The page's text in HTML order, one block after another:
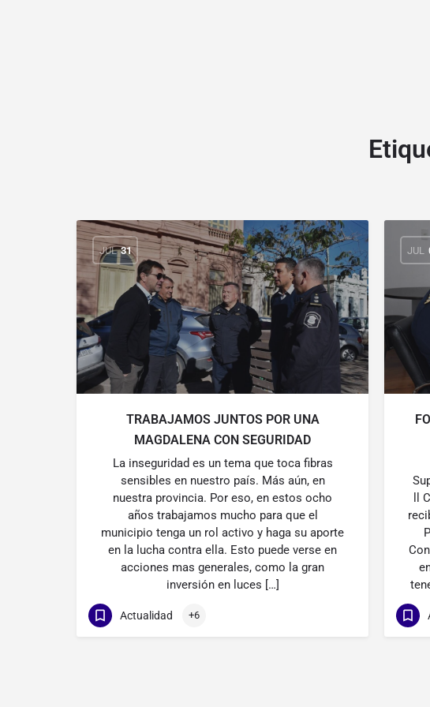
JUL 31
TRABAJAMOS JUNTOS POR UNA
MAGDALENA CON SEGURIDAD
La inseguridad es un tema que toca fibras
sensibles en nuestro país. Más aún, en
nuestra provincia. Por eso, en estos ocho
años trabajamos mucho para que el
municipio tenga un rol activo y haga su aporte
en la lucha contra ella. Esto puede verse en
acciones mas generales, como la gran
inversión en luces […]
Actualidad +6
JUL
ll